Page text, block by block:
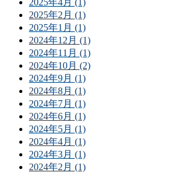
2025年4月 (1)
2025年2月 (1)
2025年1月 (1)
2024年12月 (1)
2024年11月 (1)
2024年10月 (2)
2024年9月 (1)
2024年8月 (1)
2024年7月 (1)
2024年6月 (1)
2024年5月 (1)
2024年4月 (1)
2024年3月 (1)
2024年2月 (1)